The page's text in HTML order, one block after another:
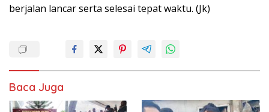
berjalan lancar serta selesai tepat waktu. (Jk)
Baca Juga